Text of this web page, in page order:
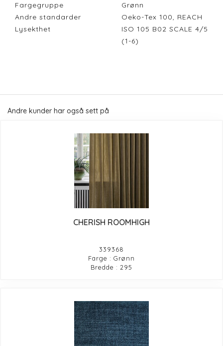
Fargegruppe
Grønn
Andre standarder
Oeko-Tex 100, REACH
Lysekthet
ISO 105 B02 SCALE 4/5
(1-6)
Andre kunder har også sett på
CHERISH ROOMHIGH
339368
Farge : Grønn
Bredde : 295